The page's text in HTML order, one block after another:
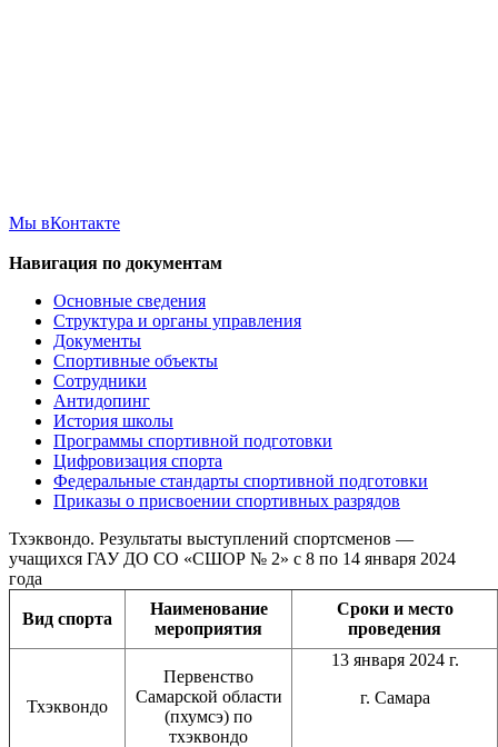
Мы вКонтакте
Навигация по документам
Основные сведения
Структура и органы управления
Документы
Спортивные объекты
Сотрудники
Антидопинг
История школы
Программы спортивной подготовки
Цифровизация спорта
Федеральные стандарты спортивной подготовки
Приказы о присвоении спортивных разрядов
Тхэквондо. Результаты выступлений спортсменов —
учащихся ГАУ ДО СО «СШОР № 2» с 8 по 14 января 2024
года
Вид спорта
Наименование
мероприятия
Сроки и место
проведения
Тхэквондо
Первенство
Самарской области
(пхумсэ) по
тхэквондо
13 января 2024 г.
г. Самара